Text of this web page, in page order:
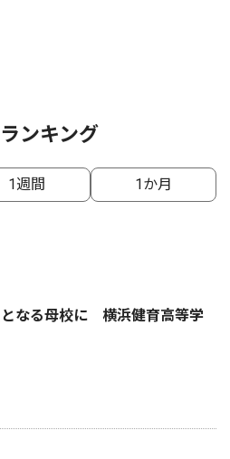
ンキング
1週間 1か月
となる母校に 横浜健育高等学